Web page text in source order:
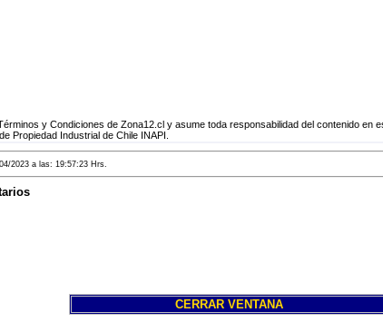
y Condiciones de Zona12.cl y asume toda responsabilidad del contenido en
Propiedad Industrial de Chile INAPI.
2023 a las: 19:57:23 Hrs.
CERRAR VENTANA